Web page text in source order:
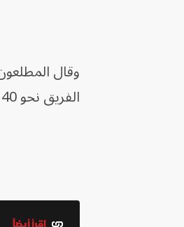
وقال
الفريق نحو 40 موظفاً، وتشمل مسؤولياته عمليات مثل أمن السفارات واستعادة الأفراد وإنقاذ الرهائن.